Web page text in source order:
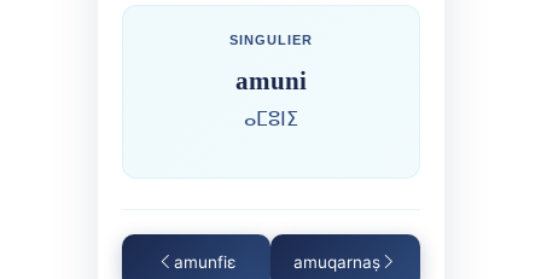
SINGULIER
amuni
ⴰⵎⵓⵏⵉ
amunfiɛ amuqarnaṣ